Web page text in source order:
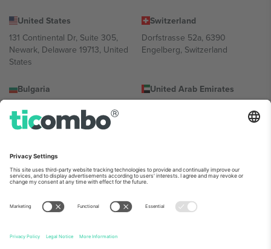
United States
131 Continental Dr, Suite 305,
Newark, Delaware 19713, United
States
Switzerland
Dorfstrasse 52a, 6390
Engelberg, Switzerland
Bulgaria
Totleben 53-55, 1606 Sofia,
Bulgaria
United Arab Emirates
Building A1, Office 302, Dubai,
Mexico
Av Chapultepec 360, Roma
Norte, Cuauhtémoc, 06700
Ciudad de México, CDMX,
Mexico
პლატფორმის პროვაიდერის იურიდიული პირი იცვლება